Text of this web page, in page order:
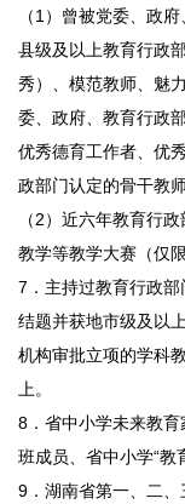
（1）曾被党委、政
县级及以上教育行政
秀）、模范教师、魅
委、政府、教育行政
优秀德育工作者、优
政部门认定的骨干教师
（2）近六年教育行
教学等教学大赛（仅
7．主持过教育行政
结题并获地市级及以
机构审批立项的学科
上。
8．省中小学未来教
班成员、省中小学“教
9．湖南省第一、二、